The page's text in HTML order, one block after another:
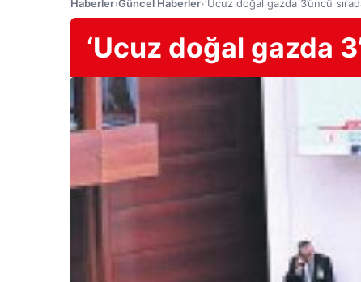
Haberler›Güncel Haberler›‘Ucuz doğal gazda 3’üncü
‘Ucuz doğal gazda